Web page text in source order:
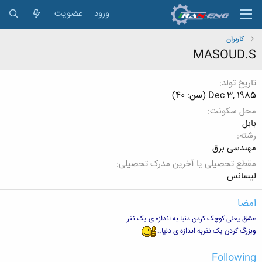
ورود عضویت
کاربران
MASOUD.S
تاریخ تولد
Dec 3, 1985 (سن: 40)
محل سکونت
بابل
رشته
مهندسی برق
مقطع تحصیلی یا آخرین مدرک تحصیلی
لیسانس
امضا
عشق یعنی کوچک کردن دنیا به اندازه ی یک نفر
وبزرگ کردن یک نفربه اندازه ی دنیا...
Following